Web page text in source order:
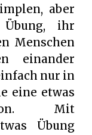
aber
ihr
Menschen
einander
nur in
eine etwas
Mit
Übung